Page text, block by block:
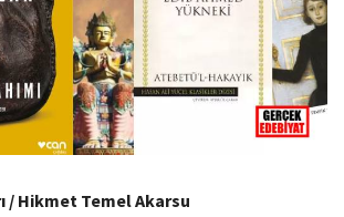
/ Hikmet Temel Akarsu